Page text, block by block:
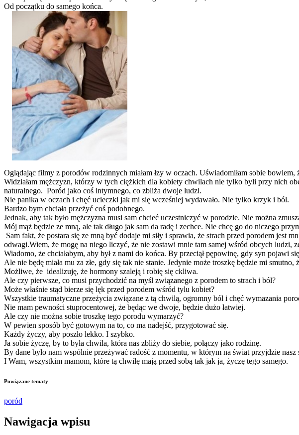
Od początku do samego końca.
Oglądając filmy z porodów rodzinnych miałam łzy w oczach. Uświadomiłam sobie
Widziałam mężczyzn, którzy w tych ciężkich dla kobiety chwilach nie tylko byli przy nich
naturalnego. Poród jako coś intymnego, co zbliża dwoje ludzi.
Nie panika w oczach i chęć ucieczki jak mi się wcześniej wydawało. Nie tylko krzyk i ból.
Bardzo bym chciała przeżyć coś podobnego.
Jednak, aby tak było mężczyzna musi sam chcieć uczestniczyć w porodzie. Nie można
Mój mąż będzie ze mną, ale tak długo jak sam da radę i zechce. Nie chcę go do niczego
Sam fakt, że postara się ze mną być dodaje mi siły i sprawia, że strach przed porodem jest
odwagi.Wiem, że mogę na niego liczyć, że nie zostawi mnie tam samej wśród obcych ludzi,
Wiadomo, że chciałabym, aby był z nami do końca. By przeciął pępowinę, gdy syn pojawi
Ale nie będę miała mu za złe, gdy się tak nie stanie. Jedynie może troszkę będzie mi smutno,
Możliwe, że idealizuję, że hormony szaleją i robię się ckliwa.
Ale czy pierwsze, co musi przychodzić na myśl związanego z porodem to strach i ból?
Może właśnie stąd bierze się lęk przed porodem wśród tylu kobiet?
Wszystkie traumatyczne przeżycia związane z tą chwilą, ogromny ból i chęć wymazania
Nie mam pewności stuprocentowej, że będąc we dwoje, będzie dużo łatwiej.
Ale czy nie można sobie troszkę tego porodu wymarzyć?
W pewien sposób być gotowym na to, co ma nadejść, przygotować się.
Każdy życzy, aby poszło lekko. I szybko.
Ja sobie życzę, by to była chwila, która nas zbliży do siebie, połączy jako rodzinę.
By dane było nam wspólnie przeżywać radość z momentu, w którym na świat przyjdzie nasz
I Wam, wszystkim mamom, które tą chwilę mają przed sobą tak jak ja, życzę tego samego.
Powiązane tematy
poród
Nawigacja wpisu